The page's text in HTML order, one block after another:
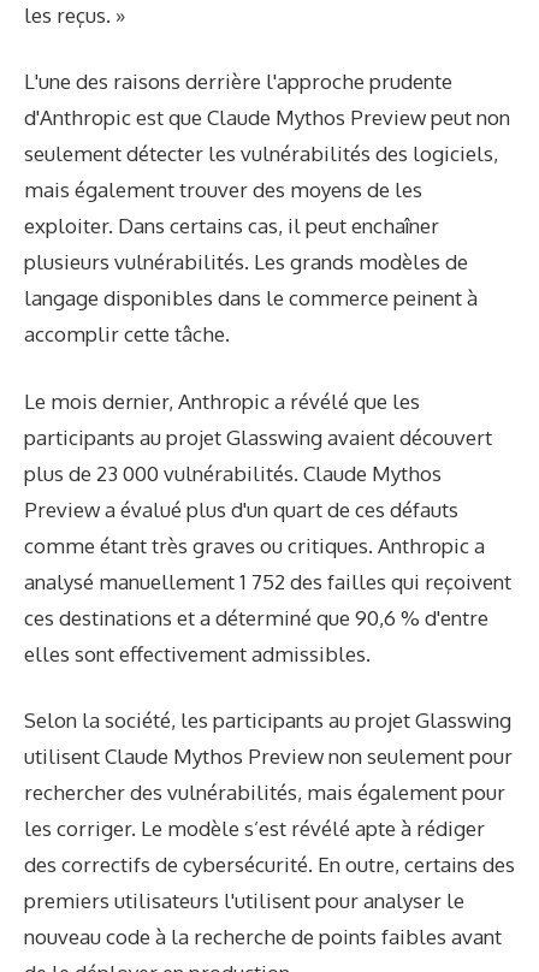
les reçus. »
L'une des raisons derrière l'approche prudente
d'Anthropic est que Claude Mythos Preview peut non
seulement détecter les vulnérabilités des logiciels,
mais également trouver des moyens de les
exploiter. Dans certains cas, il peut enchaîner
plusieurs vulnérabilités. Les grands modèles de
langage disponibles dans le commerce peinent à
accomplir cette tâche.
Le mois dernier, Anthropic a révélé que les
participants au projet Glasswing avaient découvert
plus de 23 000 vulnérabilités. Claude Mythos
Preview a évalué plus d'un quart de ces défauts
comme étant très graves ou critiques. Anthropic a
analysé manuellement 1 752 des failles qui reçoivent
ces destinations et a déterminé que 90,6 % d'entre
elles sont effectivement admissibles.
Selon la société, les participants au projet Glasswing
utilisent Claude Mythos Preview non seulement pour
rechercher des vulnérabilités, mais également pour
les corriger. Le modèle s’est révélé apte à rédiger
des correctifs de cybersécurité. En outre, certains des
premiers utilisateurs l'utilisent pour analyser le
nouveau code à la recherche de points faibles avant